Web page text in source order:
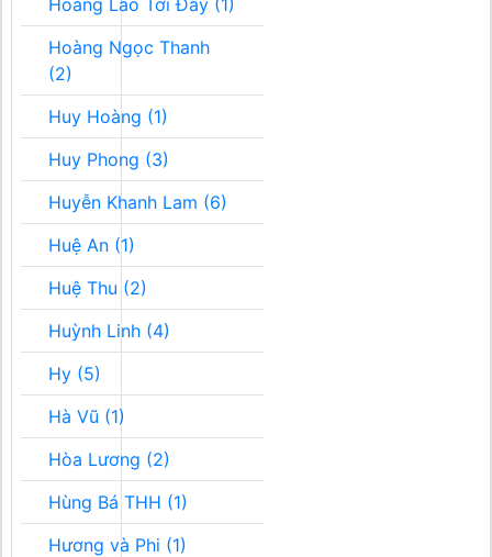
Hoàng Lão Tới Đây (1)
Hoàng Ngọc Thanh
(2)
Huy Hoàng (1)
Huy Phong (3)
Huyễn Khanh Lam (6)
Huệ An (1)
Huệ Thu (2)
Huỳnh Linh (4)
Hy (5)
Hà Vũ (1)
Hòa Lương (2)
Hùng Bá THH (1)
Hương và Phi (1)